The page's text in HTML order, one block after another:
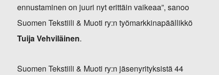
ennustaminen on juuri nyt erittäin vaikeaa”, sanoo
Suomen Tekstiili & Muoti ry:n työmarkkinapäällikkö
Tuija Vehviläinen.
Suomen Tekstiili & Muoti ry:n jäsenyrityksistä 44